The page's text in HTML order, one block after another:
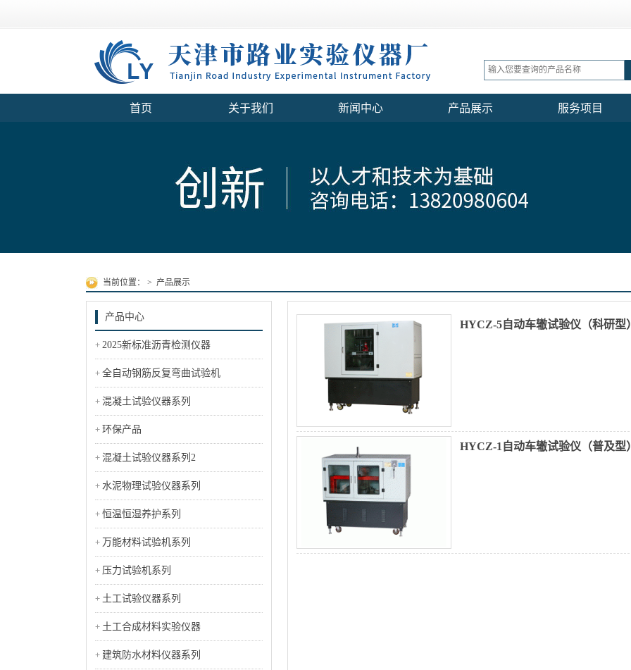
首页 关于我们 新闻中心 产品展示 服务项目
当前位置： > 产品展示
产品中心
2025新标准沥青检测仪器
全自动钢筋反复弯曲试验机
混凝土试验仪器系列
环保产品
混凝土试验仪器系列2
水泥物理试验仪器系列
恒温恒湿养护系列
万能材料试验机系列
压力试验机系列
土工试验仪器系列
土工合成材料实验仪器
建筑防水材料仪器系列
HYCZ-5自动车辙试验仪（科研型
HYCZ-1自动车辙试验仪（普及型